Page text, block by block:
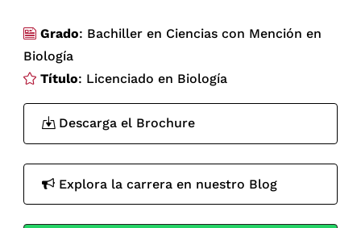
Grado: Bachiller en Ciencias con Mención en
Biología
Título: Licenciado en Biología
Descarga el Brochure
Explora la carrera en nuestro Blog